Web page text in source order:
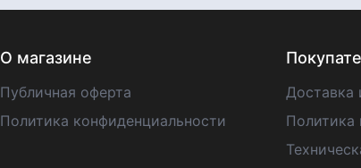
О магазине
Публичная оферта
Политика конфиденциальности
Доставка
Политика